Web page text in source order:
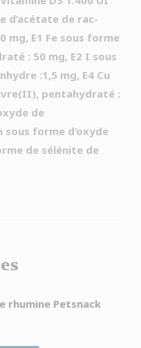
d’acétate de rac-
mg, E1 Fe sous forme
: 50 mg, E2 I sous
:1,5 mg, E4 Cu
pentahydraté :
de
sous forme d’oxyde
de sélénite de
rhumine Petsnack